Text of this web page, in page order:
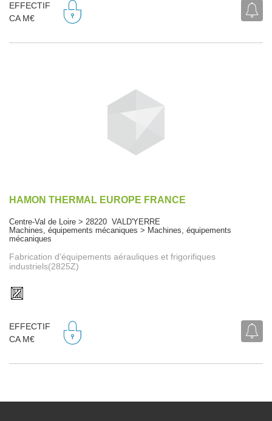
EFFECTIF
CA M€
HAMON THERMAL EUROPE FRANCE
Centre-Val de Loire > 28220 VALD'YERRE
Machines, équipements mécaniques > Machines, équipements
mécaniques
Fabrication d'équipements aérauliques et frigorifiques
industriels(2825Z)
EFFECTIF
CA M€